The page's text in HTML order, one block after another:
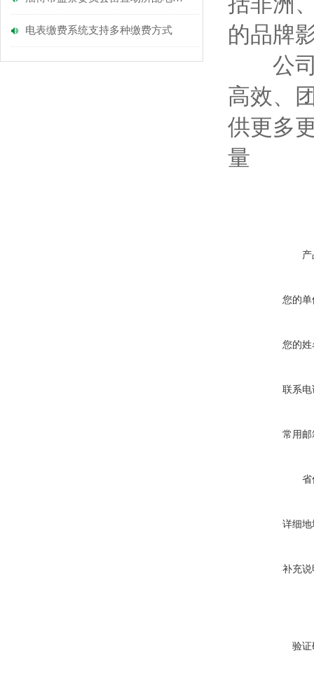
电表缴费系统支持多种缴费方式
的品牌
公司
高效、
供更多
量
您的单
您的姓
联系电
常用邮
省
详细地
补充说
验证